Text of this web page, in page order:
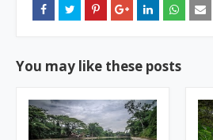
You may like these posts